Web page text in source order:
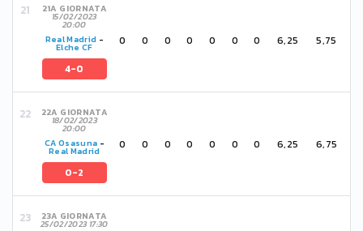
21A GIORNATA
15/02/2023
20:00
Real Madrid -
Elche CF
4-0
0 0 0 0 0 0 0 6,25 5,75
22A GIORNATA
18/02/2023
20:00
CA Osasuna -
Real Madrid
0-2
0 0 0 0 0 0 0 6,25 6,75
23A GIORNATA
25/02/2023 17:30